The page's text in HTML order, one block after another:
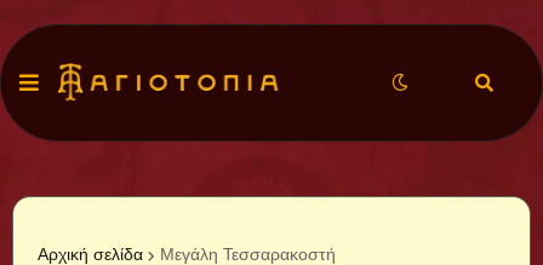
Αρχική σελίδα Μεγάλη Τεσσαρακοστή